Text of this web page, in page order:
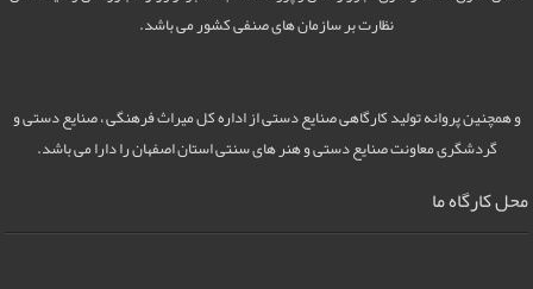
نظارت بر سازمان های صنفی کشور می باشد.
و همچنین پروانه تولید کارگاهی صنایع دستی از اداره کل میراث فرهنگی ، صنایع دستی و
گردشگری معاونت صنایع دستی و هنر های سنتی استان اصفهان را دارا می باشد.
محل کارگاه ما